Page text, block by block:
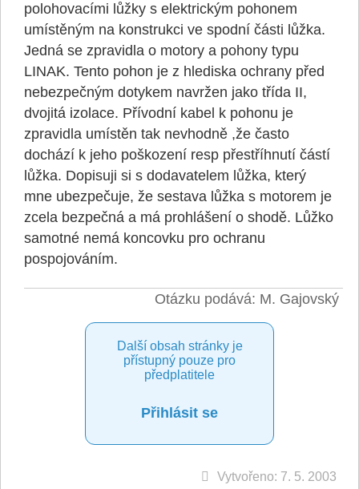
polohovacími lůžky s elektrickým pohonem
umístěným na konstrukci ve spodní části lůžka.
Jedná se zpravidla o motory a pohony typu
LINAK. Tento pohon je z hlediska ochrany před
nebezpečným dotykem navržen jako třída II,
dvojitá izolace. Přívodní kabel k pohonu je
zpravidla umístěn tak nevhodně ,že často
dochází k jeho poškození resp přestříhnutí částí
lůžka. Dopisuji si s dodavatelem lůžka, který
mne ubezpečuje, že sestava lůžka s motorem je
zcela bezpečná a má prohlášení o shodě. Lůžko
samotné nemá koncovku pro ochranu
pospojováním.
Otázku podává: M. Gajovský
Další obsah stránky je
přístupný pouze pro
předplatitele
Přihlásit se
Vytvořeno: 7. 5. 2003